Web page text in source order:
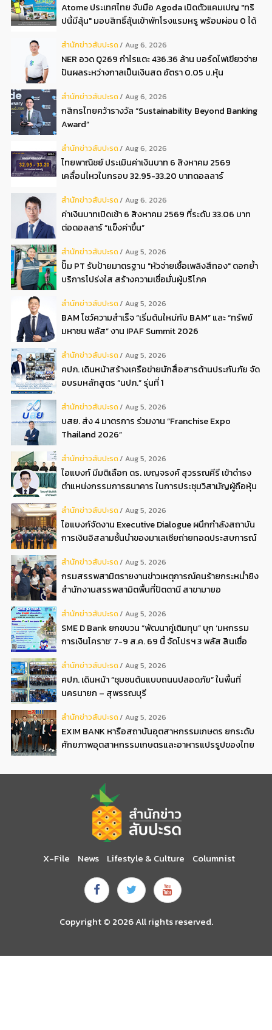
Atome ประเทศไทย จับมือ Agoda เปิดตัวแคมเปญ "ทริ
ปนี้มีลุ้น" มอบสิทธิ์ลุ้นเข้าพักโรงแรมหรู พร้อมผ่อน 0 ได้
สํานักข่าวสับปะรด Aug 6, 2026
NER อวด Q269 กำไรแตะ 436.36 ล้าน บอร์ดไฟเขียวจ่าย
ปันผลระหว่างกาลเป็นเงินสด อัตรา 0.05 บ.หุ้น
สํานักข่าวสับปะรด Aug 6, 2026
กสิกรไทยคว้ารางวัล “Sustainability Beyond Banking
Award”
สํานักข่าวสับปะรด Aug 6, 2026
ไทยพาณิชย์ ประเมินค่าเงินบาท 6 สิงหาคม 2569
เคลื่อนไหวในกรอบ 32.95-33.20 บาทดอลลาร์
สํานักข่าวสับปะรด Aug 6, 2026
ค่าเงินบาทเปิดเช้า 6 สิงหาคม 2569 ที่ระดับ 33.06 บาท
ต่อดอลลาร์ “แข็งค่าขึ้น”
สํานักข่าวสับปะรด Aug 5, 2026
ปั๊ม PT รับป้ายมาตรฐาน "หัวจ่ายเชื้อเพลิงสีทอง" ตอกย้ำ
บริการโปร่งใส สร้างความเชื่อมั่นผู้บริโภค
สํานักข่าวสับปะรด Aug 5, 2026
BAM โชว์ความสำเร็จ “เริ่มต้นใหม่กับ BAM” และ “ทรัพย์
มหาชน พลัส” งาน IPAF Summit 2026
สํานักข่าวสับปะรด Aug 5, 2026
คปภ. เดินหน้าสร้างเครือข่ายนักสื่อสารด้านประกันภัย จัด
อบรมหลักสูตร “นปภ.” รุ่นที่ 1
สํานักข่าวสับปะรด Aug 5, 2026
บสย. ส่ง 4 มาตรการ ร่วมงาน “Franchise Expo
Thailand 2026”
สํานักข่าวสับปะรด Aug 5, 2026
ไอแบงก์ มีมติเลือก ดร. เบญจรงค์ สุวรรณคีรี เข้าดำรง
ตำแหน่งกรรมการธนาคาร ในการประชุมวิสามัญผู้ถือหุ้น
สํานักข่าวสับปะรด Aug 5, 2026
ไอแบงก์จัดงาน Executive Dialogue ผนึกกำลังสถาบัน
การเงินอิสลามชั้นนำของมาเลเซียถ่ายทอดประสบการณ์
อิสลามแห่งอนาคต
สํานักข่าวสับปะรด Aug 5, 2026
กรมสรรพสามิตรายงานข่าวเหตุการณ์คนร้ายกระหน่ำยิง
สำนักงานสรรพสามิตพื้นที่ปัตตานี สาขามายอ
สํานักข่าวสับปะรด Aug 5, 2026
SME D Bank ยกขบวน “พัฒนาคู่เติมทุน” บุก ‘มหกรรม
การเงินโคราช’ 7-9 ส.ค. 69 นี้ จัดโปรฯ 3 พลัส สินเชื่อ
สํานักข่าวสับปะรด Aug 5, 2026
คปภ. เดินหน้า “ชุมชนต้นแบบถนนปลอดภัย” ในพื้นที่
นครนายก – สุพรรณบุรี
สํานักข่าวสับปะรด Aug 5, 2026
EXIM BANK หารือสถาบันอุตสาหกรรมเกษตร ยกระดับ
ศักยภาพอุตสาหกรรมเกษตรและอาหารแปรรูปของไทย
X-File News Lifestyle & Culture Columnist
Copyright © 2026 All rights reserved.